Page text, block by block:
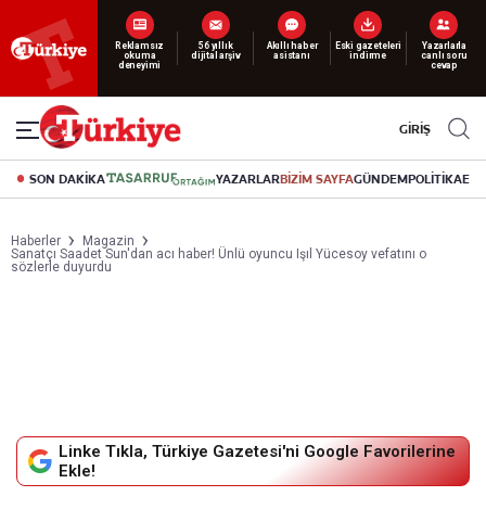
Reklamsız
okuma
deneyimi
56 yıllık
dijital arşiv
Akıllı haber
asistanı
Eski gazeteleri
indirme
Yazarlarla
canlı soru
cevap
GİRİŞ
SON DAKİKA YAZARLARBİZİM SAYFAGÜNDEMPOLİTİKA
Haberler
Magazin
Sanatçı Saadet Sun'dan acı haber! Ünlü oyuncu Işıl Yücesoy vefatını o
sözlerle duyurdu
Linke Tıkla, Türkiye Gazetesi'ni Google Favorilerine
Ekle!